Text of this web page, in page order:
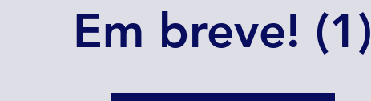
Em breve! (1)